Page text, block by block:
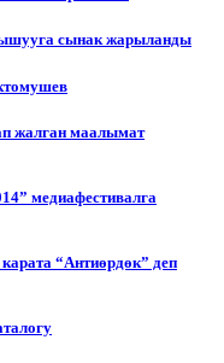
сынак жарыланды
жалган маалымат
медиафестивалга
“Антиөрдөк” деп